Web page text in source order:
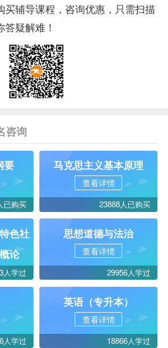
买辅导课程，咨询优惠，只需扫描
疑解难！
咨询
要
已购买
马克思主义基本原理
查看详情
23888人已购买
色社
论
人学过
思想道德与法治
查看详情
29956人学过
人学过
英语（专升本）
查看详情
18866人学过